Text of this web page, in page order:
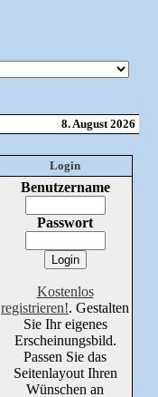
8. August 2026
Login
Benutzername
Passwort
Kostenlos
registrieren!. Gestalten
Sie Ihr eigenes
Erscheinungsbild.
Passen Sie das
Seitenlayout Ihren
Wünschen an